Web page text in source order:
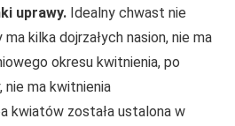
uprawy. Idealny chwast nie
kilka dojrzałych nasion, nie ma
okresu kwitnienia, po
ma kwitnienia
kwiatów została ustalona w